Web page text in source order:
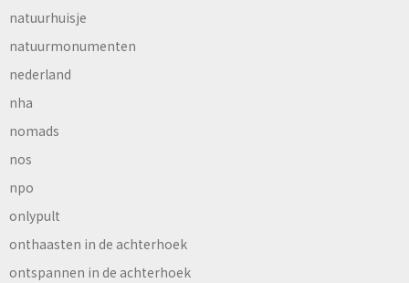
natuurhuisje
natuurmonumenten
nederland
nha
nomads
nos
npo
onlypult
onthaasten in de achterhoek
ontspannen in de achterhoek